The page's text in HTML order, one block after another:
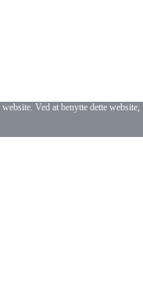
Ved at benytte dette website,